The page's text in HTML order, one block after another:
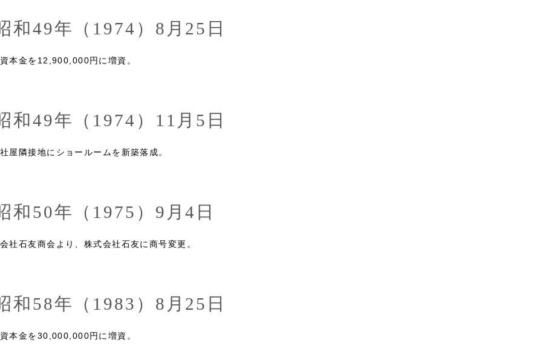
和49年（1974）8月25日
本金を12,900,000円に増資。
和49年（1974）11月5日
屋隣接地にショールームを新築落成。
和50年（1975）9月4日
社石友商会より、株式会社石友に商号変更。
和58年（1983）8月25日
本金を30,000,000円に増資。